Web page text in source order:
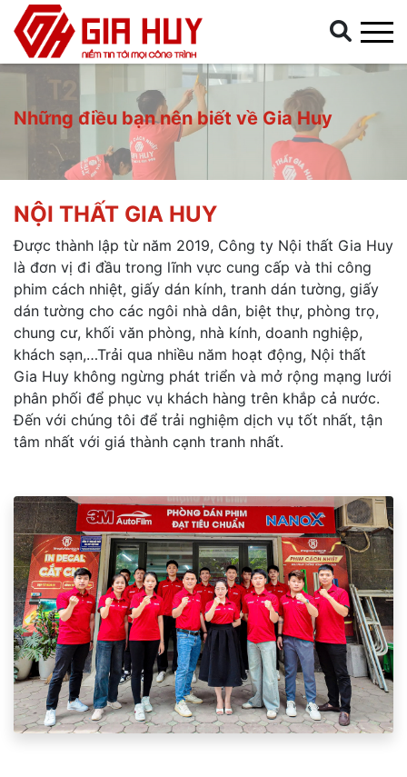
Những điều bạn nên biết về Gia Huy
NỘI THẤT GIA HUY
Được thành lập từ năm 2019, Công ty Nội thất Gia Huy
là đơn vị đi đầu trong lĩnh vực cung cấp và thi công
phim cách nhiệt, giấy dán kính, tranh dán tường, giấy
dán tường cho các ngôi nhà dân, biệt thự, phòng trọ,
chung cư, khối văn phòng, nhà kính, doanh nghiệp,
khách sạn,…Trải qua nhiều năm hoạt động, Nội thất
Gia Huy không ngừng phát triển và mở rộng mạng lưới
phân phối để phục vụ khách hàng trên khắp cả nước.
Đến với chúng tôi để trải nghiệm dịch vụ tốt nhất, tận
tâm nhất với giá thành cạnh tranh nhất.